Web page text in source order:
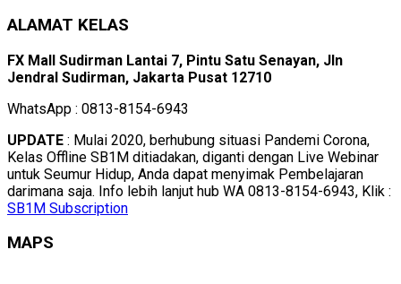
ALAMAT KELAS
FX Mall Sudirman Lantai 7, Pintu Satu Senayan, Jln
Jendral Sudirman, Jakarta Pusat 12710
WhatsApp : 0813-8154-6943
UPDATE : Mulai 2020, berhubung situasi Pandemi Corona,
Kelas Offline SB1M ditiadakan, diganti dengan Live Webinar
untuk Seumur Hidup, Anda dapat menyimak Pembelajaran
darimana saja. Info lebih lanjut hub WA 0813-8154-6943, Klik :
SB1M Subscription
MAPS